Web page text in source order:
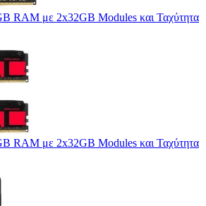
RAM με 2x32GB Modules και Ταχύτητα
RAM με 2x32GB Modules και Ταχύτητα